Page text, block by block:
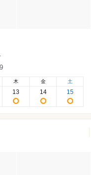
木
13
金
14
土
15